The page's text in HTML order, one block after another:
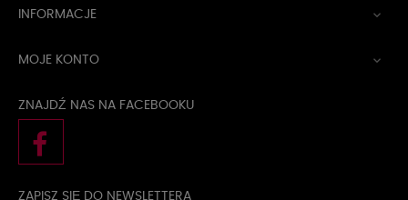
INFORMACJE 
MOJE KONTO 
ZNAJDŹ NAS NA FACEBOOKU
ZAPISZ SIĘ DO NEWSLETTERA